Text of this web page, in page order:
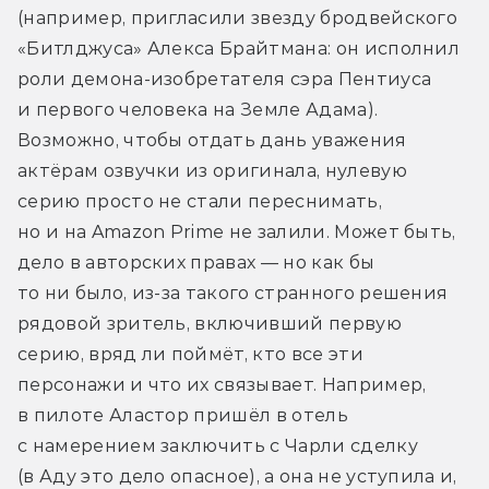
(например, пригласили звезду бродвейского
«Битлджуса» Алекса Брайтмана: он исполнил
роли демона-изобретателя сэра Пентиуса
и первого человека на Земле Адама).
Возможно, чтобы отдать дань уважения
актёрам озвучки из оригинала, нулевую
серию просто не стали переснимать,
но и на Amazon Prime не залили. Может быть,
дело в авторских правах — но как бы
то ни было, из-за такого странного решения
рядовой зритель, включивший первую
серию, вряд ли поймёт, кто все эти
персонажи и что их связывает. Например,
в пилоте Аластор пришёл в отель
с намерением заключить с Чарли сделку
(в Аду это дело опасное), а она не уступила и,